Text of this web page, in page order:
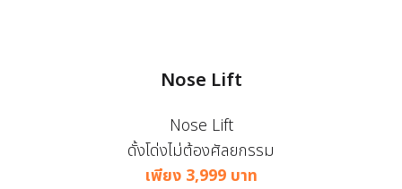
Nose Lift
Nose Lift
ดั้งโด่งไม่ต้องศัลยกรรม
เพียง 3,999 บาท